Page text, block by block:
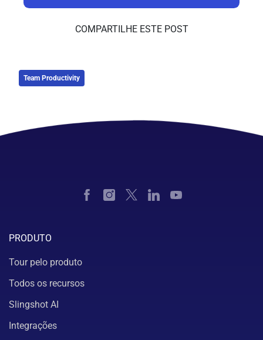
COMPARTILHE ESTE POST
Team Productivity
PRODUTO
Tour pelo produto
Todos os recursos
Slingshot AI
Integrações